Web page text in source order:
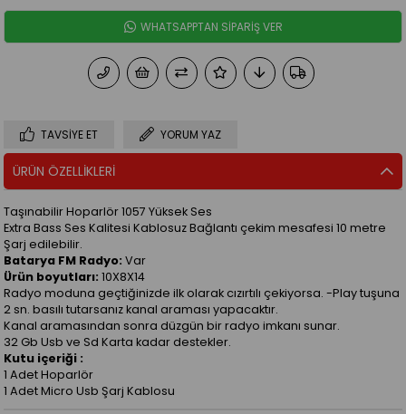
WHATSAPPTAN SİPARİŞ VER
TAVSIYE ET YORUM YAZ
ÜRÜN ÖZELLIKLERI
Taşınabilir Hoparlör 1057 Yüksek Ses
Extra Bass Ses Kalitesi Kablosuz Bağlantı çekim mesafesi 10 metre
Şarj edilebilir.
Batarya FM Radyo: Var
Ürün boyutları: 10X8X14
Radyo moduna geçtiğinizde ilk olarak cızırtılı çekiyorsa. -Play tuşuna
2 sn. basılı tutarsanız kanal araması yapacaktır.
Kanal aramasından sonra düzgün bir radyo imkanı sunar.
32 Gb Usb ve Sd Karta kadar destekler.
Kutu içeriği :
1 Adet Hoparlör
1 Adet Micro Usb Şarj Kablosu